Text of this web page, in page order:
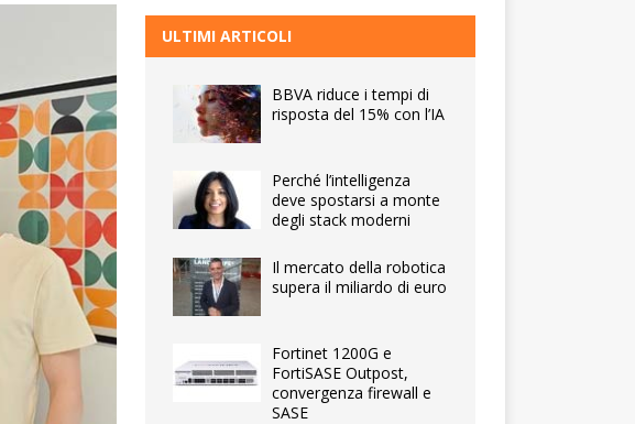
ULTIMI ARTICOLI
BBVA riduce i tempi di
risposta del 15% con l’IA
Perché l’intelligenza
deve spostarsi a monte
degli stack moderni
Il mercato della robotica
supera il miliardo di euro
Fortinet 1200G e
FortiSASE Outpost,
convergenza firewall e
SASE